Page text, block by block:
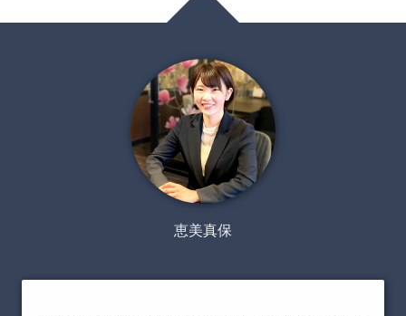
恵美真保